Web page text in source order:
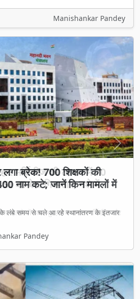
Manishankar Pandey
लगा ब्रेक! 700 शिक्षकों की
नाम कटे; जानें किन मामलों में
के लंबे समय से चले आ रहे स्थानांतरण के इंतजार
Pandey
Next